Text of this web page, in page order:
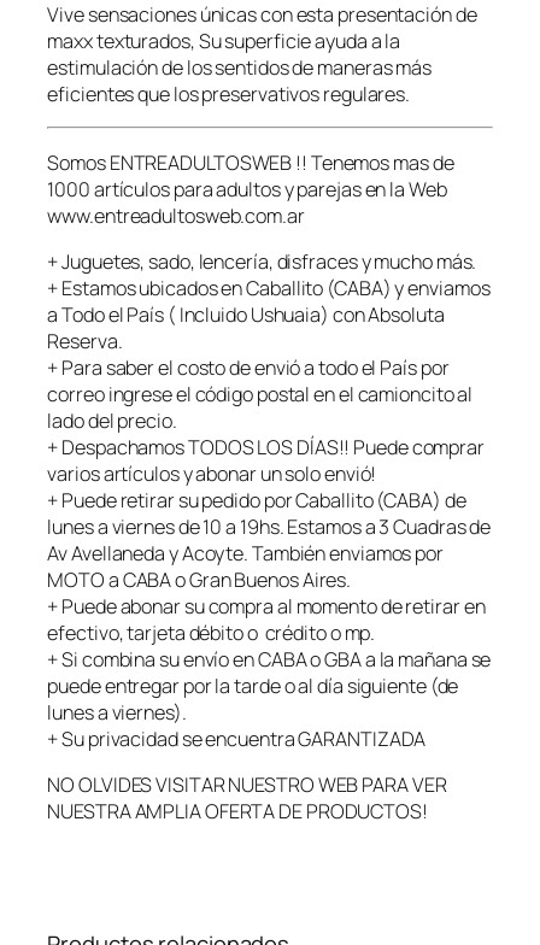
o
s
–
C
a
j
a
x
3
–
P
r
e
s
e
r
v
a
t
i
v
o
s
c
a
n
t
i
a
d
Vive sensaciones únicas con esta presentación de
maxx texturados, Su superficie ayuda a la
estimulación de los sentidos de maneras más
eficientes que los preservativos regulares.
Somos ENTREADULTOSWEB !! Tenemos mas de
1000 artículos para adultos y parejas en la Web
www.entreadultosweb.com.ar
+ Juguetes, sado, lencería, disfraces y mucho más.
+ Estamos ubicados en Caballito (CABA) y enviamos
a Todo el País ( Incluido Ushuaia) con Absoluta
Reserva.
+ Para saber el costo de envió a todo el País por
correo ingrese el código postal en el camioncito al
lado del precio.
+ Despachamos TODOS LOS DÍAS!! Puede comprar
varios artículos y abonar un solo envió!
+ Puede retirar su pedido por Caballito (CABA) de
lunes a viernes de 10 a 19hs. Estamos a 3 Cuadras de
Av Avellaneda y Acoyte. También enviamos por
MOTO a CABA o Gran Buenos Aires.
+ Puede abonar su compra al momento de retirar en
efectivo, tarjeta débito o crédito o mp.
+ Si combina su envío en CABA o GBA a la mañana se
puede entregar por la tarde o al día siguiente (de
lunes a viernes).
+ Su privacidad se encuentra GARANTIZADA
NO OLVIDES VISITAR NUESTRO WEB PARA VER
NUESTRA AMPLIA OFERTA DE PRODUCTOS!